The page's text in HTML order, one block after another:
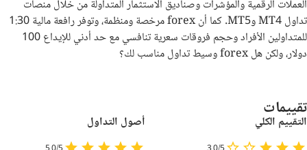
العملات الرقمية والمؤشرات وصناديق الاستثمار المتداولة من خلال منصات
تداول MT4 وMT5. كما أن forex مرخصة ومنظمة، وتوفر رافعة مالية 1:30
للمتداولين الأفراد وحجم فروقات سعرية تنافسي مع حد أدني للإيداع 100
دولار، ولكن هل forex وسيط تداول مناسب لك؟
تقييمات
التقييم الكلي أصول التداول